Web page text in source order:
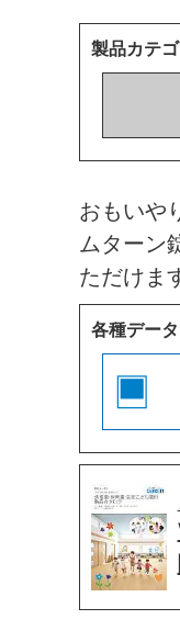
製品カテゴ
おもい
ムターン
ただけま
各種デー